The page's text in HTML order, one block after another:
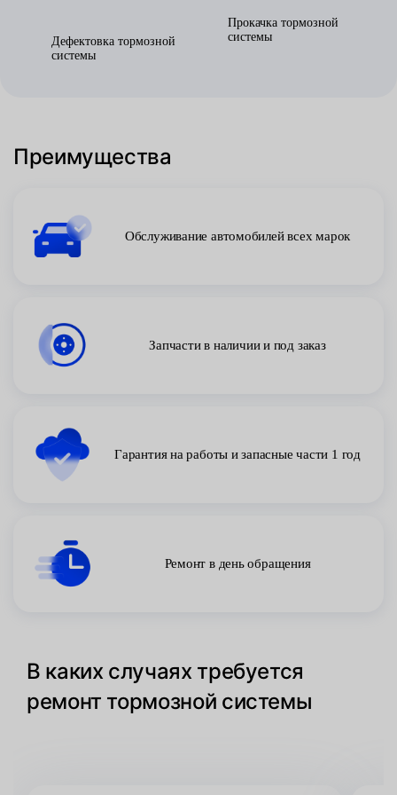
Дефектовка тормозной
системы
Прокачка тормозной
системы
Преимущества
Обслуживание автомобилей всех марок
Запчасти в наличии и под заказ
Гарантия на работы и запасные части 1 год
Ремонт в день обращения
В каких случаях требуется
ремонт тормозной системы